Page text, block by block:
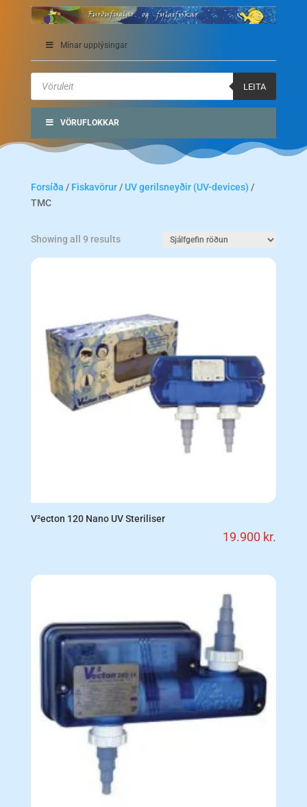
Mínar upplýsingar
Products
search
LEITA
VÖRUFLOKKAR
Forsíða / Fiskavörur/ UV gerilsneyðir (UV-devices) /
TMC
Showing all 9 results
V²ecton 120 Nano UV Steriliser
19.900 kr.